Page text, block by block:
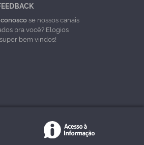
se nossos canais
pra você? Elogios
bem vindos!